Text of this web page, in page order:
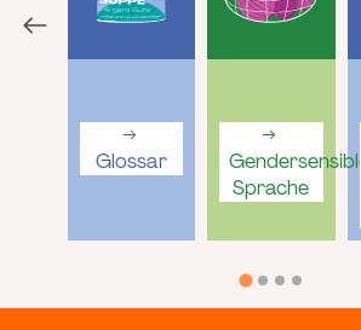
Glossar
Gendersensible
Sprache